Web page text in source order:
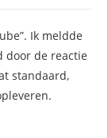
Ik meldde
door de reactie
standaard,